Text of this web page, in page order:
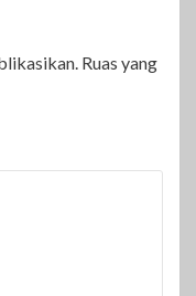
Ruas yang